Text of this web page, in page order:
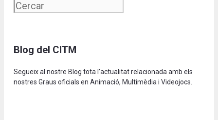
Blog del CITM
Segueix al nostre Blog tota l’actualitat relacionada amb els
nostres Graus oficials en Animació, Multimèdia i Videojocs.